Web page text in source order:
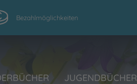
Bezahlmöglichkeiten
JUGENDBÜCHER